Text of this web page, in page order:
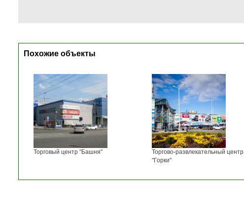
Похожие объекты
Торговый центр "Башня"
Торгово-развлекательный центр
"Горки"